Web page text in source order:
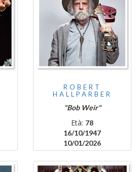
ROBERT
HALLPARBER
"Bob Weir"
Età: 78
16/10/1947
10/01/2026